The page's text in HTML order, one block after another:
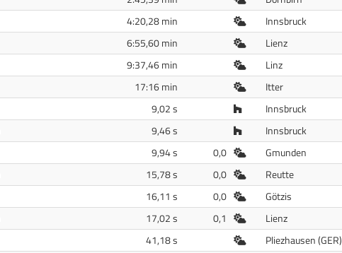
4:20,28 min FreiluftInnsbruck
6:55,60 min FreiluftLienz
9:37,46 min FreiluftLinz
17:16 min FreiluftItter
9,02 s Halle Innsbruck
9,46 s Halle Innsbruck
9,94 s 0,0 FreiluftGmunden
15,78 s 0,0 FreiluftReutte
16,11 s 0,0 FreiluftGötzis
17,02 s 0,1 FreiluftLienz
41,18 s FreiluftPliezhausen (GER)